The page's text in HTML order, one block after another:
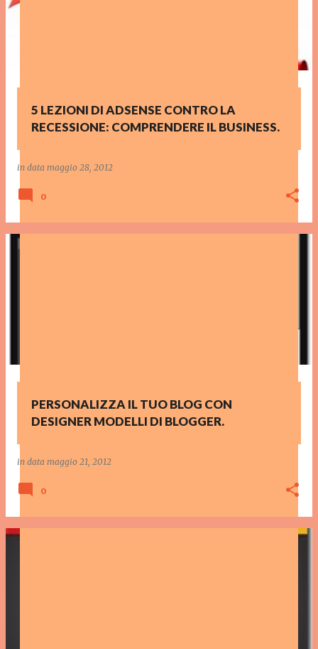
5 LEZIONI DI ADSENSE CONTRO LA
RECESSIONE: COMPRENDERE IL BUSINESS.
in data maggio 28, 2012
0
PERSONALIZZA IL TUO BLOG CON
DESIGNER MODELLI DI BLOGGER.
in data maggio 21, 2012
0